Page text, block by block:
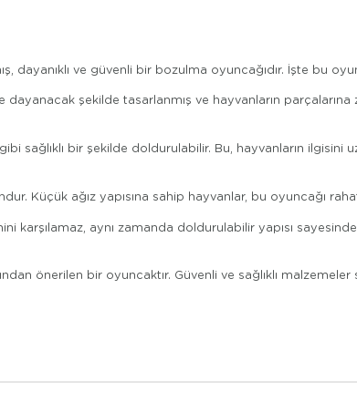
ve güvenli bir bozulma oyuncağıdır. İşte bu
şekilde tasarlanmış ve hayvanların
sağlıklı bir şekilde doldurulabilir. Bu, hayvanların ilgisini
Küçük ağız yapısına sahip hayvanlar, bu oyuncağı
karşılamaz, aynı zamanda doldurulabilir yapısı
önerilen bir oyuncaktır. Güvenli ve sağlıklı malzemeler